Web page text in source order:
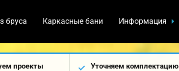
бруса Каркасные бани Информация
проекты Уточняем комплектацию